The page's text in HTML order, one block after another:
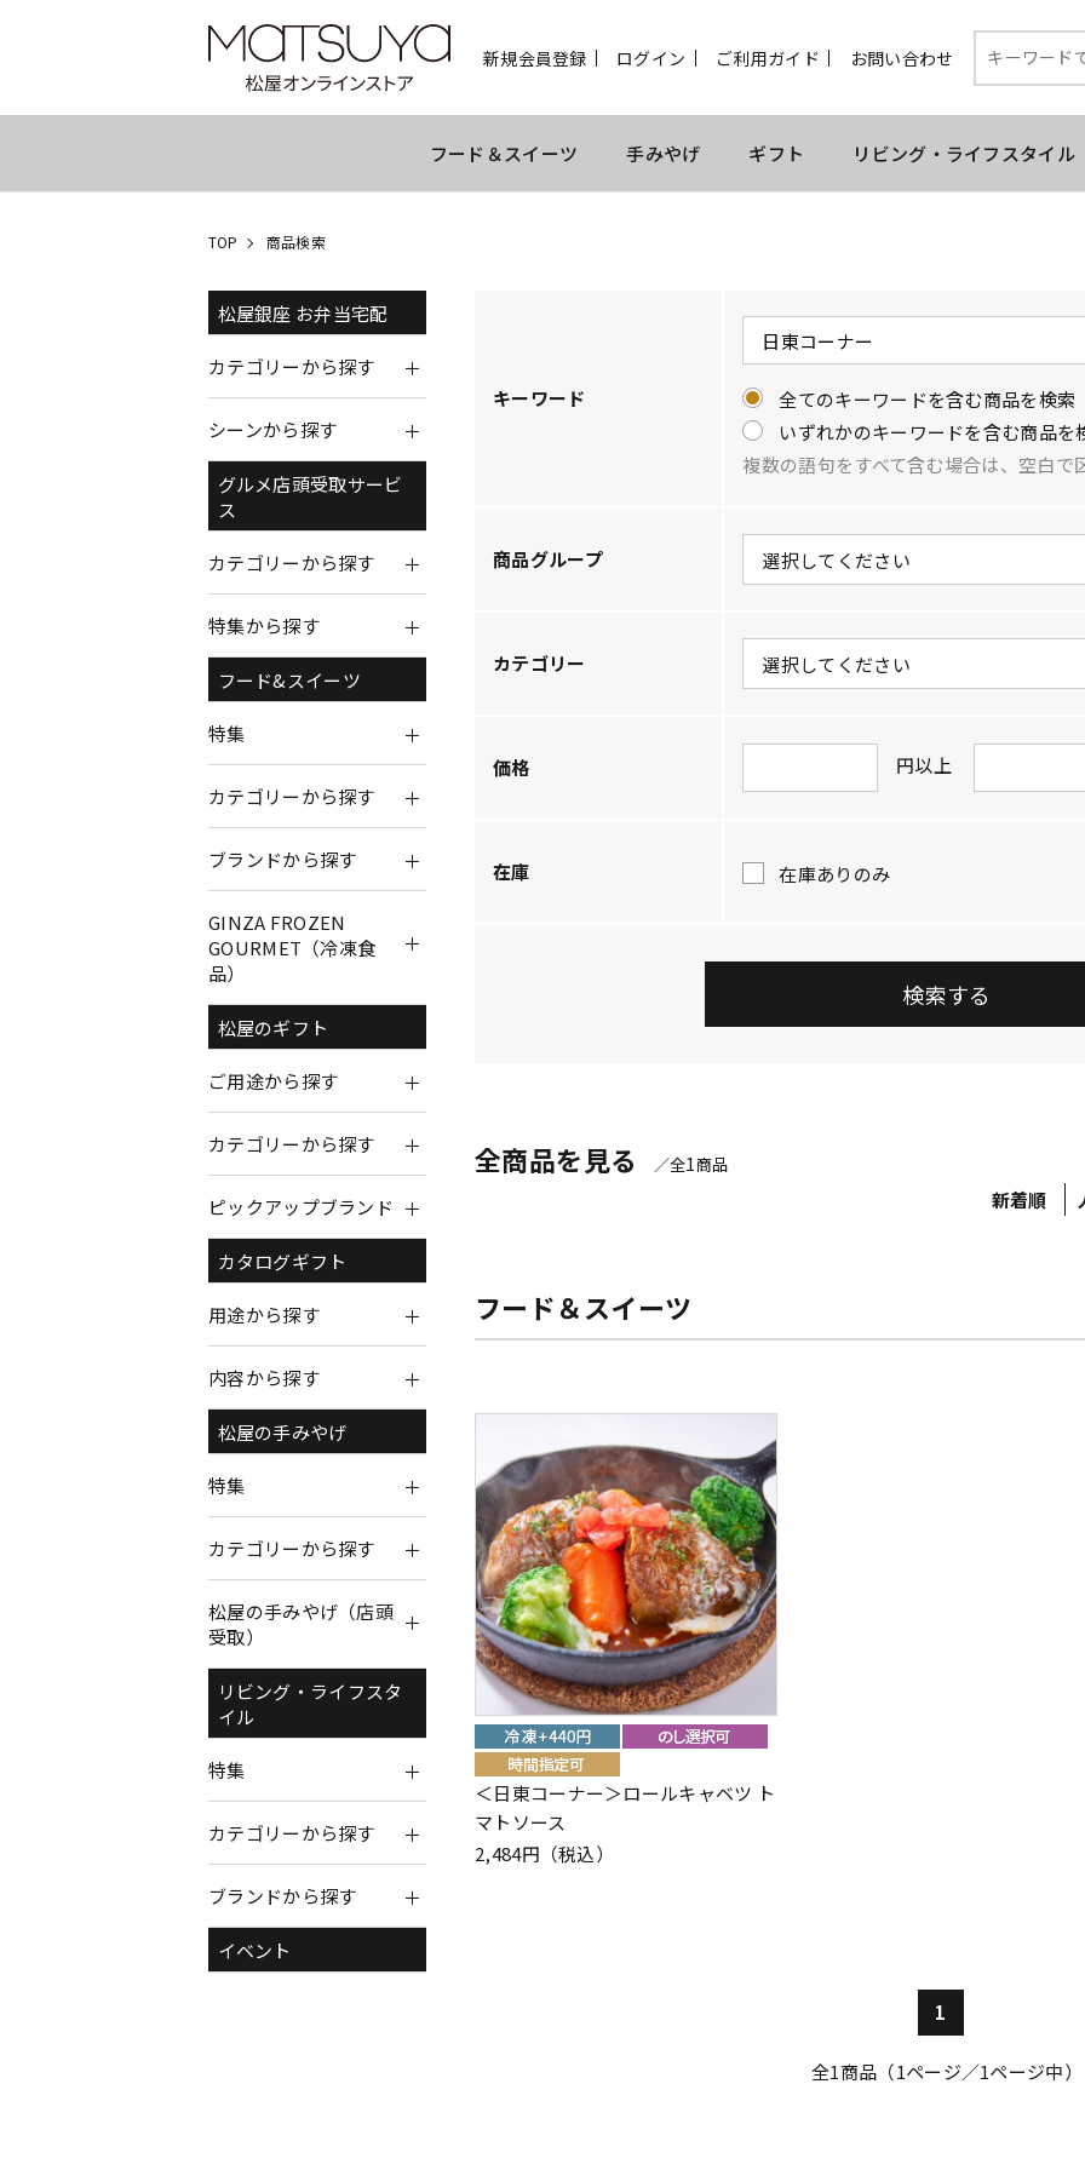
新規会員登録 ログイン ご利用ガイド お問い合わせ
フード＆スイーツ 手みやげ ギフト リビング・ライフスタイル
TOP 商品検索
松屋銀座 お弁当宅配
カテゴリーから探す
シーンから探す
グルメ店頭受取サービ
ス
カテゴリーから探す
特集から探す
フード&スイーツ
特集
カテゴリーから探す
ブランドから探す
GINZA FROZEN
GOURMET（冷凍食
品）
松屋のギフト
ご用途から探す
カテゴリーから探す
ピックアップブランド
カタログギフト
用途から探す
内容から探す
松屋の手みやげ
特集
カテゴリーから探す
松屋の手みやげ（店頭
受取）
リビング・ライフスタ
イル
特集
カテゴリーから探す
ブランドから探す
イベント
キーワード
全てのキーワードを含む商品を検索
いずれかのキーワードを含む商品を
複数の語句をすべて含む場合は、空白で
商品グループ
カテゴリー
価格 円以上
在庫 在庫ありのみ
全商品を見る ／全1商品
新着順
フード＆スイーツ
＜日東コーナー＞ロールキャベツ ト
マトソース
2,484円（税込）
1
全1商品（1ページ／1ページ中）